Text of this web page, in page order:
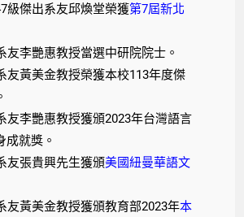
級傑出系友邱煥堂榮獲第7屆新北
友李艷惠教授當選中研院院士。
友黃美金教授榮獲本校113年度傑
友李艷惠教授獲頒2023年台灣語言
成就獎。
友張貴興先生獲頒美國紐曼華語文
友黃美金教授獲頒教育部2023年本